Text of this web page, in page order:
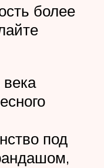
более
под